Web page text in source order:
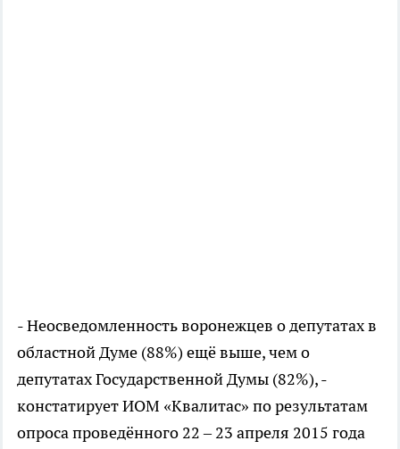
- Неосведомленность воронежцев о депутатах в
областной Думе (88%) ещё выше, чем о
депутатах Государственной Думы (82%), -
констатирует ИОМ «Квалитас» по результатам
опроса проведённого 22 – 23 апреля 2015 года